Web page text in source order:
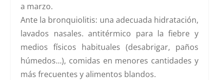
a marzo.
Ante la bronquiolitis: una adecuada hidratación,
lavados nasales. antitérmico para la fiebre y
medios físicos habituales (desabrigar, paños
húmedos…), comidas en menores cantidades y
más frecuentes y alimentos blandos.